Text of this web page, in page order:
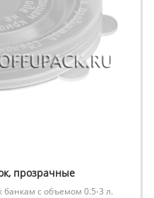
прозрачные
банкам с объемом 0.5-3 л.